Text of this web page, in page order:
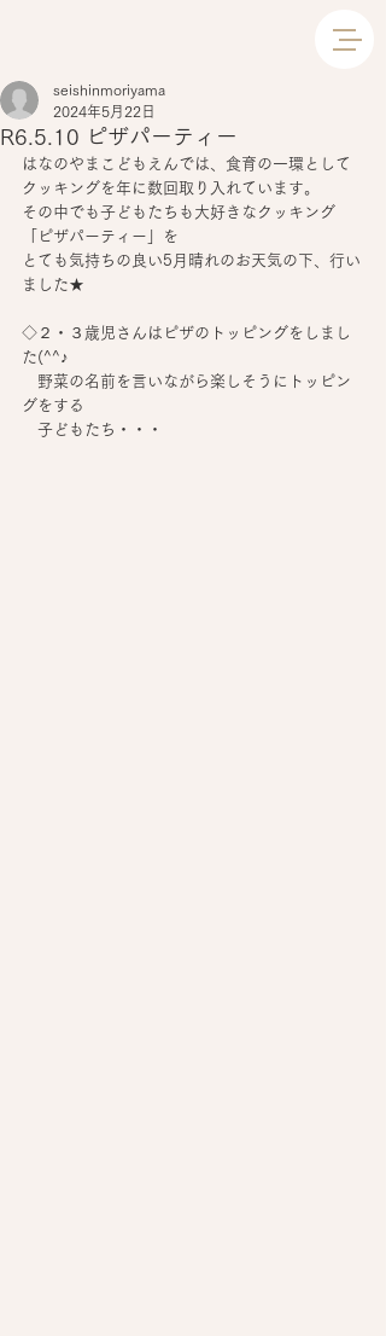
R6.5.10 ピザパーティー
seishinmoriyama
2024年5月22日
はなのやまこどもえんでは、食育の一環として
クッキングを年に数回取り入れています。
その中でも子どもたちも大好きなクッキング
「ピザパーティー」を
とても気持ちの良い5月晴れのお天気の下、行い
ました★
◇２・３歳児さんはピザのトッピングをしまし
た(^^♪
野菜の名前を言いながら楽しそうにトッピン
グをする
子どもたち・・・